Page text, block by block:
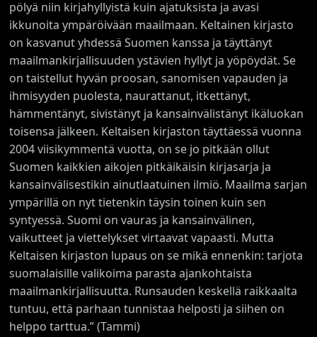
pölyä niin kirjahyllyistä kuin ajatuksista ja avasi
ikkunoita ympäröivään maailmaan. Keltainen kirjasto
on kasvanut yhdessä Suomen kanssa ja täyttänyt
maailmankirjallisuuden ystävien hyllyt ja yöpöydät. Se
on taistellut hyvän proosan, sanomisen vapauden ja
ihmisyyden puolesta, naurattanut, itkettänyt,
hämmentänyt, sivistänyt ja kansainvälistänyt ikäluokan
toisensa jälkeen. Keltaisen kirjaston täyttäessä vuonna
2004 viisikymmentä vuotta, on se jo pitkään ollut
Suomen kaikkien aikojen pitkäikäisin kirjasarja ja
kansainvälisestikin ainutlaatuinen ilmiö. Maailma sarjan
ympärillä on nyt tietenkin täysin toinen kuin sen
syntyessä. Suomi on vauras ja kansainvälinen,
vaikutteet ja viettelykset virtaavat vapaasti. Mutta
Keltaisen kirjaston lupaus on se mikä ennenkin: tarjota
suomalaisille valikoima parasta ajankohtaista
maailmankirjallisuutta. Runsauden keskellä raikkaalta
tuntuu, että parhaan tunnistaa helposti ja siihen on
helppo tarttua.” (Tammi)